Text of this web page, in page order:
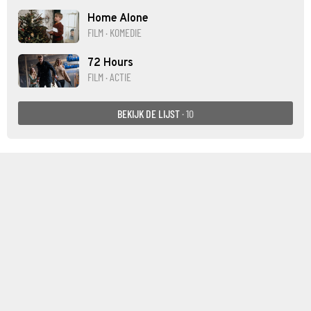
Home Alone
FILM · KOMEDIE
72 Hours
FILM · ACTIE
BEKIJK DE LIJST · 10